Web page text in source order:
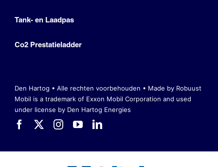
Tank- en Laadpas
Co2 Prestatieladder
Den Hartog • Alle rechten voorbehouden • Made by Robuust
Mobil is a trademark of Exxon Mobil Corporation and used
under license by Den Hartog Energies